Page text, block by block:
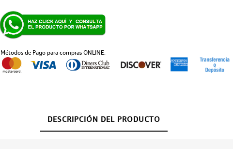
Métodos de Pago para compras ONLINE:
DESCRIPCIÓN DEL PRODUCTO